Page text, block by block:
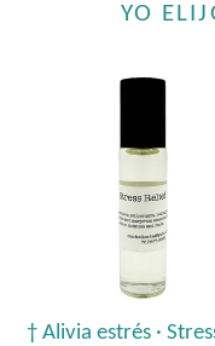
YO
† Alivia estrés ·